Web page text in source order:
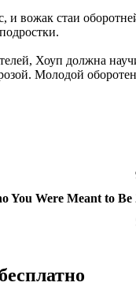
вожак стаи
Хоуп должна
Молодой
You Were Meant to Be